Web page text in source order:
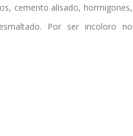
cemento alisado, hormigones,
Por ser incoloro no